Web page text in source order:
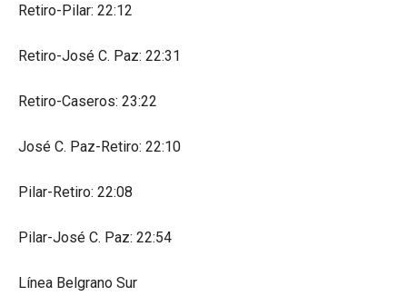
Retiro-Pilar: 22:12
Retiro-José C. Paz: 22:31
Retiro-Caseros: 23:22
José C. Paz-Retiro: 22:10
Pilar-Retiro: 22:08
Pilar-José C. Paz: 22:54
Línea Belgrano Sur